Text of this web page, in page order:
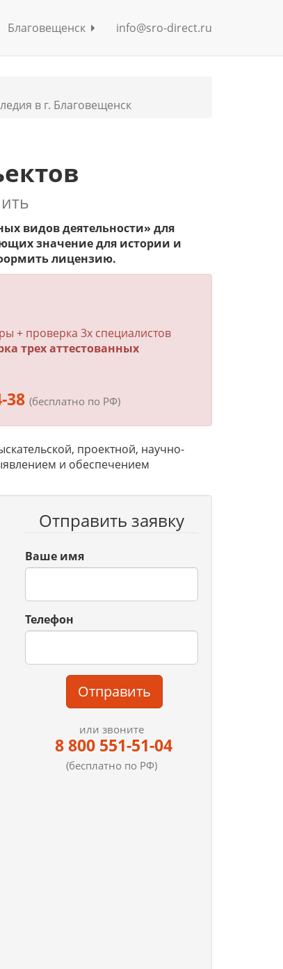
Благовещенск info@sro-direct.ru
в г. Благовещенск
видов деятельности» для
значение для истории и
лицензию.
+ проверка 3х специалистов
трех аттестованных
38 (бесплатно по РФ)
проектной, научно-
и обеспечением
Отправить заявку
Ваше имя
Телефон
Отправить
или звоните
8 800 551-51-04
(бесплатно по РФ)